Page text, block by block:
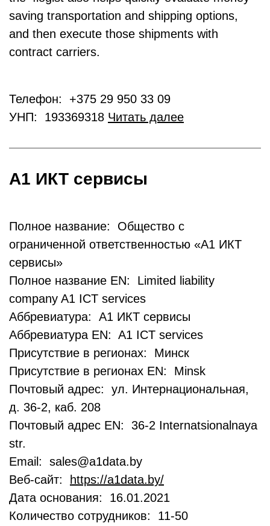
saving transportation and shipping options,
and then execute those shipments with
contract carriers.
Телефон: +375 29 950 33 09
УНП: 193369318 Читать далее
А1 ИКТ сервисы
Полное название: Общество с
ограниченной ответственностью «А1 ИКТ
сервисы»
Полное название EN: Limited liability
company A1 ICT services
Аббревиатура: А1 ИКТ сервисы
Аббревиатура EN: A1 ICT services
Присутствие в регионах: Минск
Присутствие в регионах EN: Minsk
Почтовый адрес: ул. Интернациональная,
д. 36-2, каб. 208
Почтовый адрес EN: 36-2 Internatsionalnaya
str.
Email: sales@a1data.by
Веб-сайт:
https://a1data.by/
Дата основания: 16.01.2021
Количество сотрудников: 11-50